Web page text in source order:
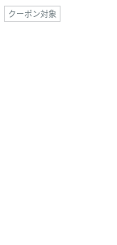
クーポン対象